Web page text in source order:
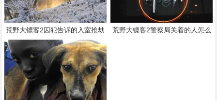
荒野大镖客2囚犯告诉的入室抢劫
荒野大镖客2警察局关着的人怎么